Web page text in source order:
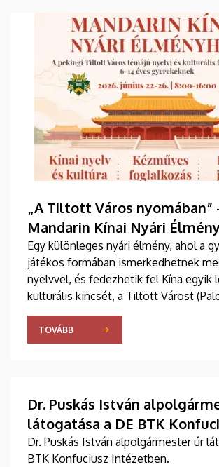
„A Tiltott Város nyomában”
Mandarin Kínai Nyári
Egy különleges nyári élmény, ahol a
játékos formában ismerkedhetnek
nyelvvel, és fedezhetik fel Kína egyik
kulturális kincsét, a Tiltott Várost
- történeteken, alkotáson és közös
keresztül.
TOVÁBB
Dr. Puskás István
látogatása a DE BTK
Intézetben.
Dr. Puskás István alpolgármester úr
BTK Konfuciusz Intézetben.